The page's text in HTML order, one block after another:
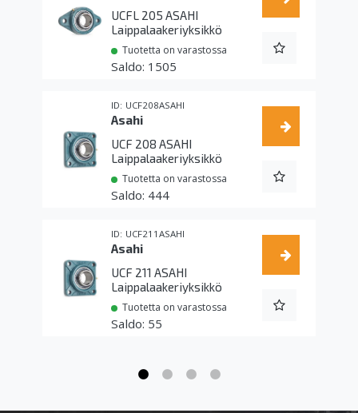
UCFL 205 ASAHI
Laippalaakeriyksikkö
Tuotetta on varastossa
1505
UCF208ASAHI
Asahi
UCF 208 ASAHI
Laippalaakeriyksikkö
Tuotetta on varastossa
444
UCF211ASAHI
Asahi
UCF 211 ASAHI
Laippalaakeriyksikkö
Tuotetta on varastossa
55